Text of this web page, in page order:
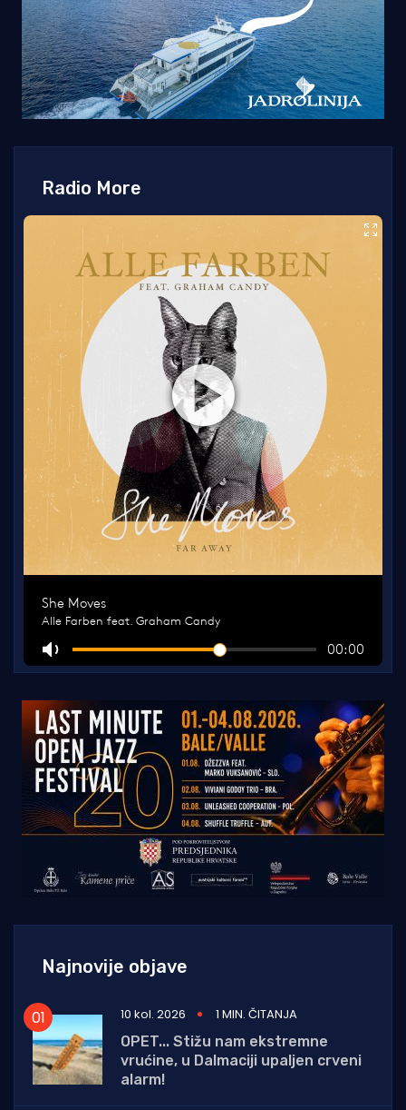
Radio More
Najnovije objave
10 kol. 2026
1 MIN. ČITANJA
OPET... Stižu nam ekstremne
vrućine, u Dalmaciji upaljen crveni
alarm!